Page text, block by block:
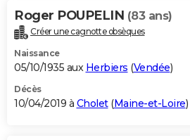
Roger POUPELIN (83 ans)
Créer une cagnotte obsèques
Naissance
05/10/1935 aux Herbiers (Vendée)
Décès
10/04/2019 à Cholet(Maine-et-Loire)